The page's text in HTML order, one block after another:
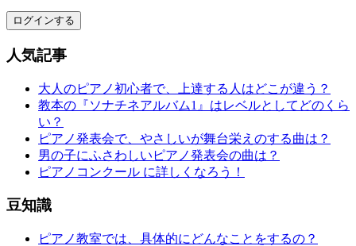
ログインする
人気記事
大人のピアノ初心者で、上達する人はどこが違う？
教本の『ソナチネアルバム1』はレベルとしてどのくら
い？
ピアノ発表会で、やさしいが舞台栄えのする曲は？
男の子にふさわしいピアノ発表会の曲は？
ピアノコンクール に詳しくなろう！
豆知識
ピアノ教室では、具体的にどんなことをするの？